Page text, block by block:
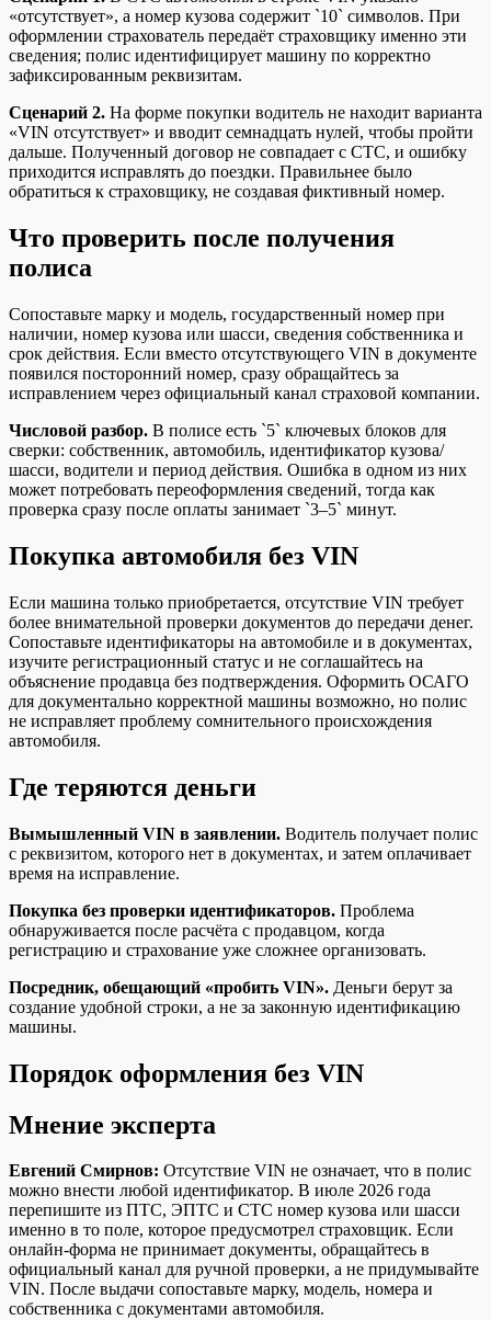
«отсутствует», а номер кузова содержит `10` символов. При
оформлении страхователь передаёт страховщику именно эти
сведения; полис идентифицирует машину по корректно
зафиксированным реквизитам.
Сценарий 2. На форме покупки водитель не находит варианта
«VIN отсутствует» и вводит семнадцать нулей, чтобы пройти
дальше. Полученный договор не совпадает с СТС, и ошибку
приходится исправлять до поездки. Правильнее было
обратиться к страховщику, не создавая фиктивный номер.
Что проверить после получения
полиса
Сопоставьте марку и модель, государственный номер при
наличии, номер кузова или шасси, сведения собственника и
срок действия. Если вместо отсутствующего VIN в документе
появился посторонний номер, сразу обращайтесь за
исправлением через официальный канал страховой компании.
Числовой разбор. В полисе есть `5` ключевых блоков для
сверки: собственник, автомобиль, идентификатор кузова/
шасси, водители и период действия. Ошибка в одном из них
может потребовать переоформления сведений, тогда как
проверка сразу после оплаты занимает `3–5` минут.
Покупка автомобиля без VIN
Если машина только приобретается, отсутствие VIN требует
более внимательной проверки документов до передачи денег.
Сопоставьте идентификаторы на автомобиле и в документах,
изучите регистрационный статус и не соглашайтесь на
объяснение продавца без подтверждения. Оформить ОСАГО
для документально корректной машины возможно, но полис
не исправляет проблему сомнительного происхождения
автомобиля.
Где теряются деньги
Вымышленный VIN в заявлении. Водитель получает полис
с реквизитом, которого нет в документах, и затем оплачивает
время на исправление.
Покупка без проверки идентификаторов. Проблема
обнаруживается после расчёта с продавцом, когда
регистрацию и страхование уже сложнее организовать.
Посредник, обещающий «пробить VIN». Деньги берут за
создание удобной строки, а не за законную идентификацию
машины.
Порядок оформления без VIN
Мнение эксперта
Евгений Смирнов: Отсутствие VIN не означает, что в полис
можно внести любой идентификатор. В июле 2026 года
перепишите из ПТС, ЭПТС и СТС номер кузова или шасси
именно в то поле, которое предусмотрел страховщик. Если
онлайн-форма не принимает документы, обращайтесь в
официальный канал для ручной проверки, а не придумывайте
VIN. После выдачи сопоставьте марку, модель, номера и
собственника с документами автомобиля.